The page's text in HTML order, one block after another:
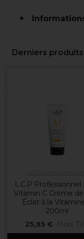
Derniers
L.C.P Professionnel
Vitamin C Crème
Éclat à la
200ml
25,95 €
Hors